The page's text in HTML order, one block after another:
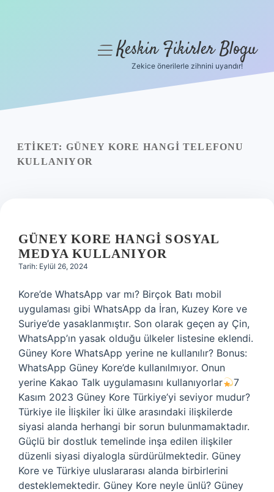
Yasal Uyarı
menüyüKeskin Fikirler Blogu
Zekice önerilerle zihnini uyandır!
ETIKET: GÜNEY KORE HANGI TELEFONU
KULLANIYOR
GÜNEY KORE HANGI SOSYAL
MEDYA KULLANIYOR
Tarih: Eylül 26, 2024
Kore’de WhatsApp var mı? Birçok Batı mobil
uygulaması gibi WhatsApp da İran, Kuzey Kore ve
Suriye’de yasaklanmıştır. Son olarak geçen ay Çin,
WhatsApp’ın yasak olduğu ülkeler listesine eklendi.
Güney Kore WhatsApp yerine ne kullanılır? Bonus:
WhatsApp Güney Kore’de kullanılmıyor. Onun
yerine Kakao Talk uygulamasını kullanıyorlar
7
Kasım 2023 Güney Kore Türkiye’yi seviyor mudur?
Türkiye ile İlişkiler İki ülke arasındaki ilişkilerde
siyasi alanda herhangi bir sorun bulunmamaktadır.
Güçlü bir dostluk temelinde inşa edilen ilişkiler
düzenli siyasi diyalogla sürdürülmektedir. Güney
Kore ve Türkiye uluslararası alanda birbirlerini
desteklemektedir. Güney Kore neyle ünlü? Güney